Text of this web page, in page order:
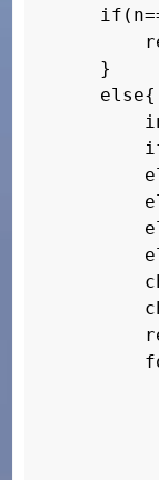
case 25:
case 26:
case 27:
case 28:
case
case 30:
    }
    else{